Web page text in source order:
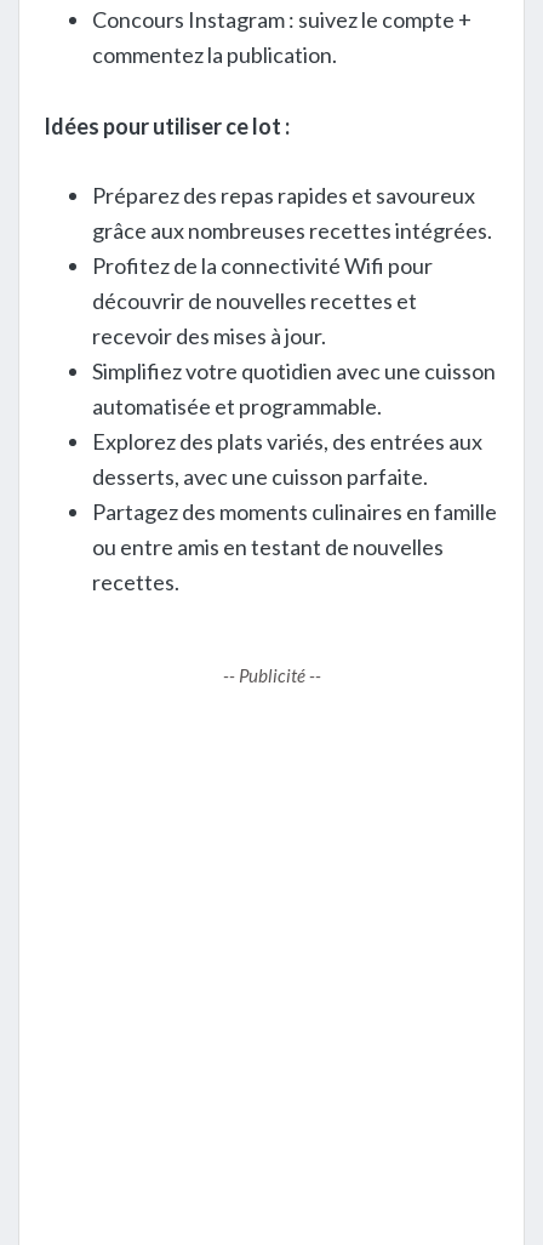
Concours Instagram : suivez le compte +
commentez la publication.
Idées pour utiliser ce lot :
Préparez des repas rapides et savoureux
grâce aux nombreuses recettes intégrées.
Profitez de la connectivité Wifi pour
découvrir de nouvelles recettes et
recevoir des mises à jour.
Simplifiez votre quotidien avec une cuisson
automatisée et programmable.
Explorez des plats variés, des entrées aux
desserts, avec une cuisson parfaite.
Partagez des moments culinaires en famille
ou entre amis en testant de nouvelles
recettes.
-- Publicité --